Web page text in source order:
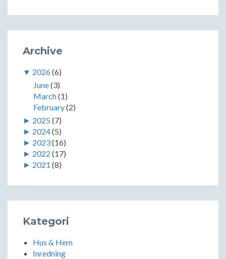
Archive
▼ 2026(6)
June(3)
March(1)
February(2)
► 2025 (7)
► 2024(5)
► 2023(16)
► 2022 (17)
► 2021 (8)
Kategori
Hus & Hem
Inredning